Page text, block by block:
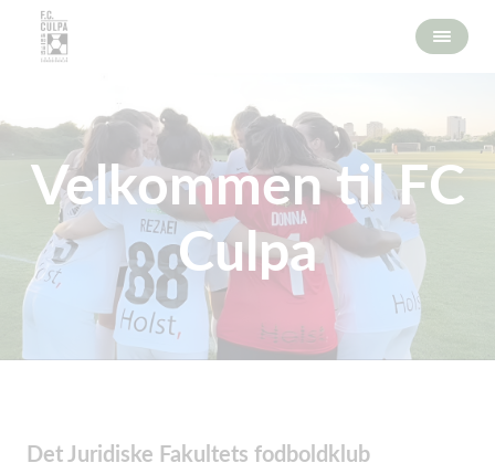
Velkommen til FC
Culpa
Det Juridiske Fakultets fodboldklub